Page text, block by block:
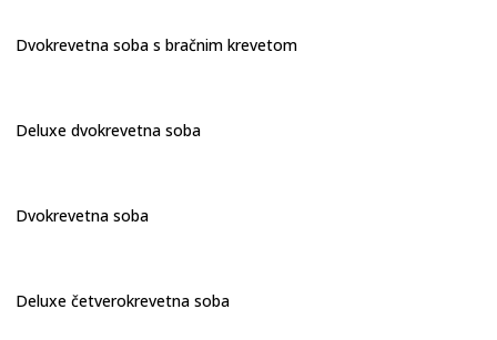
Dvokrevetna soba s bračnim krevetom
Deluxe dvokrevetna soba
Dvokrevetna soba
Deluxe četverokrevetna soba